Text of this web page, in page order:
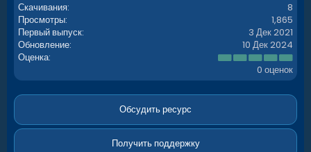
Скачивания
8
Просмотры
1,865
Первый выпуск
3 Дек 2021
Обновление
10 Дек 2024
Оценка
0
.
0
з
ё
з
0 оценок
Обсудить ресурс
Получить поддержку